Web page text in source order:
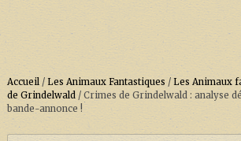
ACCUEIL
Accueil/ Les Animaux Fantastiques / Les Animaux
de Grindelwald/ Crimes de Grindelwald : analyse
bande-annonce !